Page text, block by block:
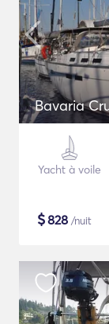
Bavaria
Yacht à voile
$828 /nuit